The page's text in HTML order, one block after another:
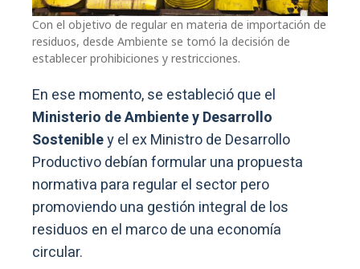
Con el objetivo de regular en materia de importación de
residuos, desde Ambiente se tomó la decisión de
establecer prohibiciones y restricciones.
En ese momento, se estableció que el
Ministerio de Ambiente y Desarrollo
Sostenibley el ex Ministro de Desarrollo
Productivo debían formular una propuesta
normativa para regular el sector pero
promoviendo una gestión integral de los
residuos en el marco de una economía
circular.